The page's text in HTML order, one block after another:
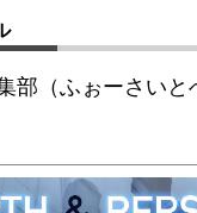
部（ふぉーさいと